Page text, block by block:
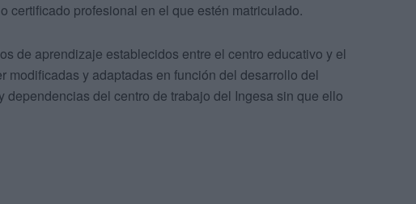
certificado profesional en el que estén matriculado.
de aprendizaje establecidos entre el centro educativo y el
modificadas y adaptadas en función del desarrollo del
del centro de trabajo del Ingesa sin que ello